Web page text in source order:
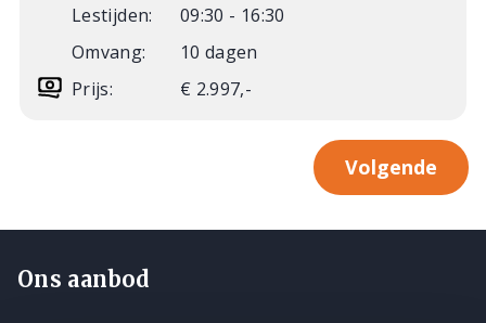
Lestijden:
09:30 - 16:30
Omvang:
10 dagen
Prijs:
€ 2.997,-
Volgende
Ons aanbod